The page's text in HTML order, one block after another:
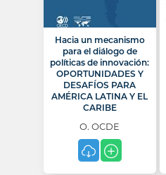
Hacia un mecanismo
para el diálogo de
políticas de innovación:
OPORTUNIDADES Y
DESAFÍOS PARA
AMÉRICA LATINA Y EL
CARIBE
O. OCDE